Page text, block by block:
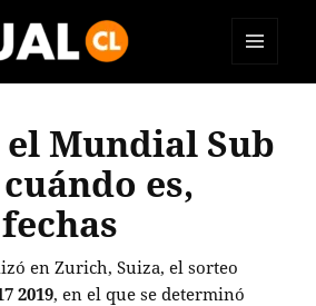
el Mundial Sub
es,
en Zurich, Suiza, el sorteo
2019, en el que se determinó